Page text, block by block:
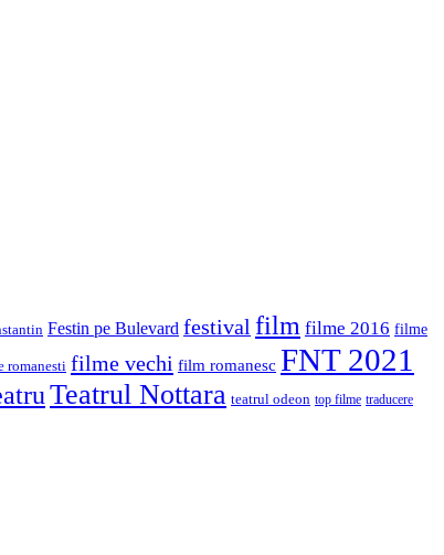
Festin pe Bulevard festival film filme 2016 filme
romanesti filme vechi film romanesc FNT 2021
Teatrul Nottara teatrul odeon top filme traducere